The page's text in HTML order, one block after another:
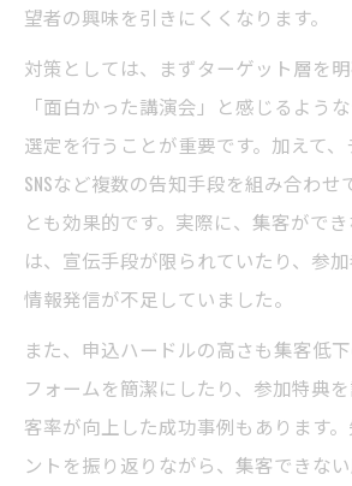
望者の興味を引きにくくなります。
対策としては、まずターゲット層を
「面白かった講演会」と感じるよう
選定を行うことが重要です。加えて、
SNSなど複数の告知手段を組み合わせ
とも効果的です。実際に、集客がで
は、宣伝手段が限られていたり、参
情報発信が不足していました。
また、申込ハードルの高さも集客低
フォームを簡潔にしたり、参加特典
客率が向上した成功事例もあります
ントを振り返りながら、集客できな